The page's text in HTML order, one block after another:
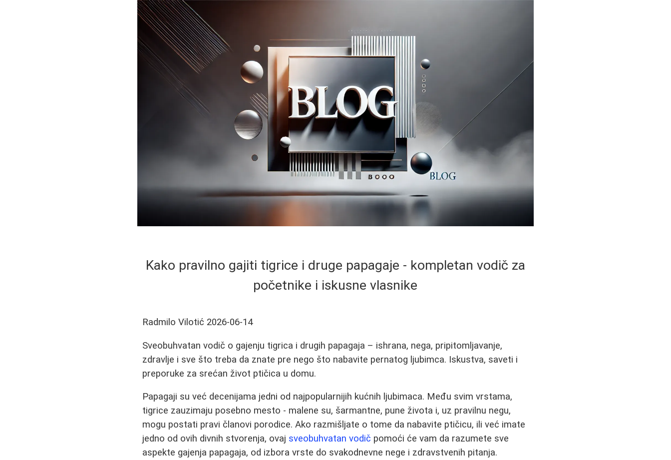
Kako pravilno gajiti tigrice i druge papagaje - kompletan vodič za
početnike i iskusne vlasnike
Radmilo Vilotić 2026-06-14
Sveobuhvatan vodič o gajenju tigrica i drugih papagaja – ishrana, nega, pripitomljavanje,
zdravlje i sve što treba da znate pre nego što nabavite pernatog ljubimca. Iskustva, saveti i
preporuke za srećan život ptičica u domu.
Papagaji su već decenijama jedni od najpopularnijih kućnih ljubimaca. Među svim vrstama,
tigrice zauzimaju posebno mesto - malene su, šarmantne, pune života i, uz pravilnu negu,
mogu postati pravi članovi porodice. Ako razmišljate o tome da nabavite ptičicu, ili već imate
jedno od ovih divnih stvorenja, ovaj sveobuhvatan vodič pomoći će vam da razumete sve
aspekte gajenja papagaja, od izbora vrste do svakodnevne nege i zdravstvenih pitanja.